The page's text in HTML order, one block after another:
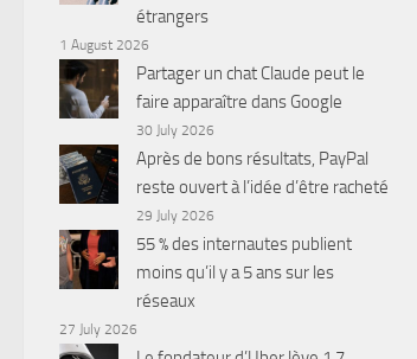
étrangers
1 August 2026
Partager un chat Claude peut le
faire apparaître dans Google
30 July 2026
Après de bons résultats, PayPal
reste ouvert à l’idée d’être racheté
29 July 2026
55 % des internautes publient
moins qu’il y a 5 ans sur les
réseaux
27 July 2026